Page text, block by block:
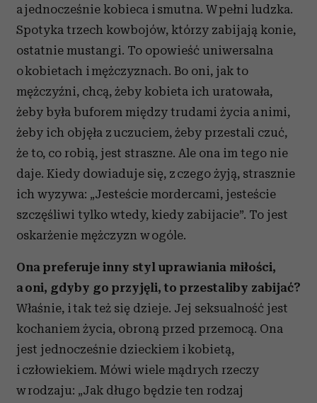
a jednocześnie kobieca i smutna. W pełni ludzka.
Spotyka trzech kowbojów, którzy zabijają konie,
ostatnie mustangi. To opowieść uniwersalna
o kobietach i mężczyznach. Bo oni, jak to
mężczyźni, chcą, żeby kobieta ich uratowała,
żeby była buforem między trudami życia a nimi,
żeby ich objęła z uczuciem, żeby przestali czuć,
że to, co robią, jest straszne. Ale ona im tego nie
daje. Kiedy dowiaduje się, z czego żyją, strasznie
ich wyzywa: „Jesteście mordercami, jesteście
szczęśliwi tylko wtedy, kiedy zabijacie”. To jest
oskarżenie mężczyzn w ogóle.
Ona preferuje inny styl uprawiania miłości,
a oni, gdyby go przyjęli, to przestaliby zabijać?
Właśnie, i tak też się dzieje. Jej seksualność jest
kochaniem życia, obroną przed przemocą. Ona
jest jednocześnie dzieckiem i kobietą,
i człowiekiem. Mówi wiele mądrych rzeczy
w rodzaju: „Jak długo będzie ten rodzaj